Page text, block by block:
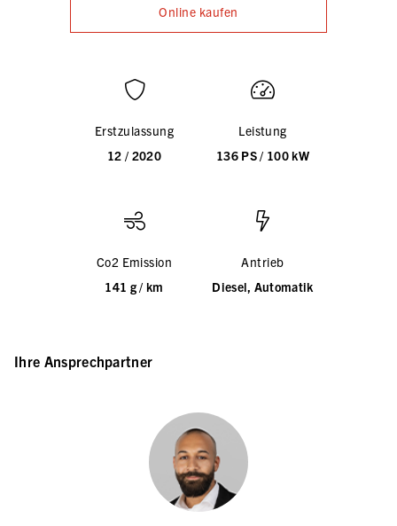
Online kaufen
Erstzulassung
12 / 2020
Leistung
136 PS / 100 kW
Co2 Emission
141 g / km
Antrieb
Diesel, Automatik
Ihre Ansprechpartner